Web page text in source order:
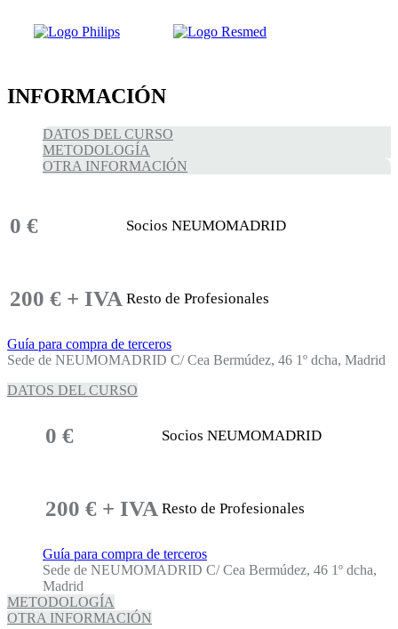
INFORMACIÓN
DATOS DEL CURSO
METODOLOGÍA
OTRA INFORMACIÓN
0 € Socios NEUMOMADRID
200 € + IVA Resto de Profesionales
Guía para compra de terceros
Sede de NEUMOMADRID C/ Cea Bermúdez, 46 1º dcha, Madrid
DATOS DEL CURSO
0 € Socios NEUMOMADRID
200 € + IVA Resto de Profesionales
Guía para compra de terceros
Sede de NEUMOMADRID C/ Cea Bermúdez, 46 1º dcha,
Madrid
METODOLOGÍA
OTRA INFORMACIÓN